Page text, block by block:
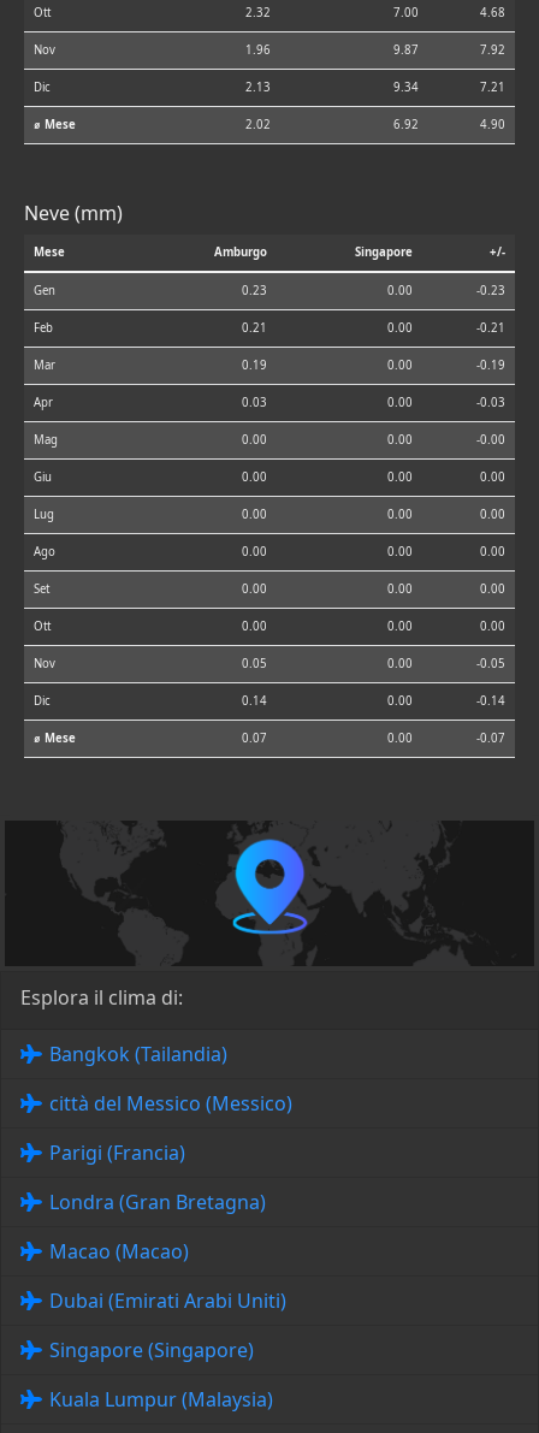
Ott 2.32 7.00 4.68
Nov 1.96 9.87 7.92
Dic 2.13 9.34 7.21
⌀ Mese 2.02 6.92 4.90
Neve (mm)
Mese Amburgo Singapore +/-
Gen 0.23 0.00 -0.23
Feb 0.21 0.00 -0.21
Mar 0.19 0.00 -0.19
Apr 0.03 0.00 -0.03
Mag 0.00 0.00 -0.00
Giu 0.00 0.00 0.00
Lug 0.00 0.00 0.00
Ago 0.00 0.00 0.00
Set 0.00 0.00 0.00
Ott 0.00 0.00 0.00
Nov 0.05 0.00 -0.05
Dic 0.14 0.00 -0.14
⌀ Mese 0.07 0.00 -0.07
Esplora il clima di:
Bangkok (Tailandia)
città del Messico (Messico)
Parigi (Francia)
Londra (Gran Bretagna)
Macao (Macao)
Dubai (Emirati Arabi Uniti)
Singapore (Singapore)
Kuala Lumpur (Malaysia)